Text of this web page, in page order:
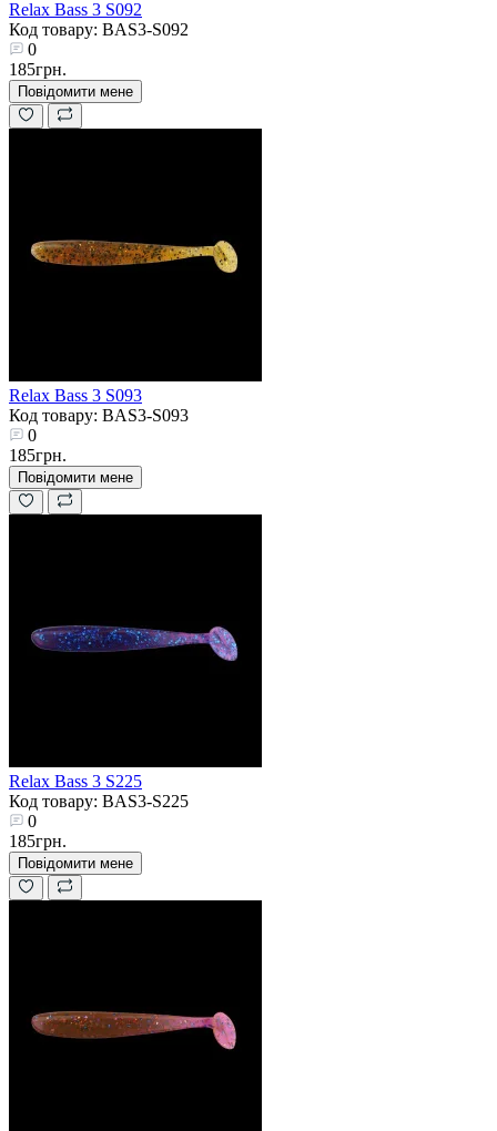
Relax Bass 3 S092
Код товару: BAS3-S092
0
185грн.
Повідомити мене
Relax Bass 3 S093
Код товару: BAS3-S093
0
185грн.
Повідомити мене
Relax Bass 3 S225
Код товару: BAS3-S225
0
185грн.
Повідомити мене